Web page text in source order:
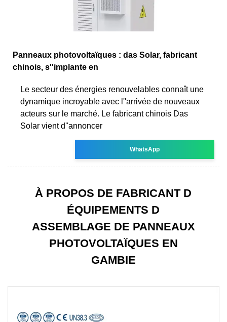
Panneaux photovoltaïques : das Solar, fabricant
chinois, s''implante en
Le secteur des énergies renouvelables connaît une
dynamique incroyable avec l''arrivée de nouveaux
acteurs sur le marché. Le fabricant chinois Das
Solar vient d''annoncer
WhatsApp
À PROPOS DE FABRICANT D
ÉQUIPEMENTS D
ASSEMBLAGE DE PANNEAUX
PHOTOVOLTAÏQUES EN
GAMBIE